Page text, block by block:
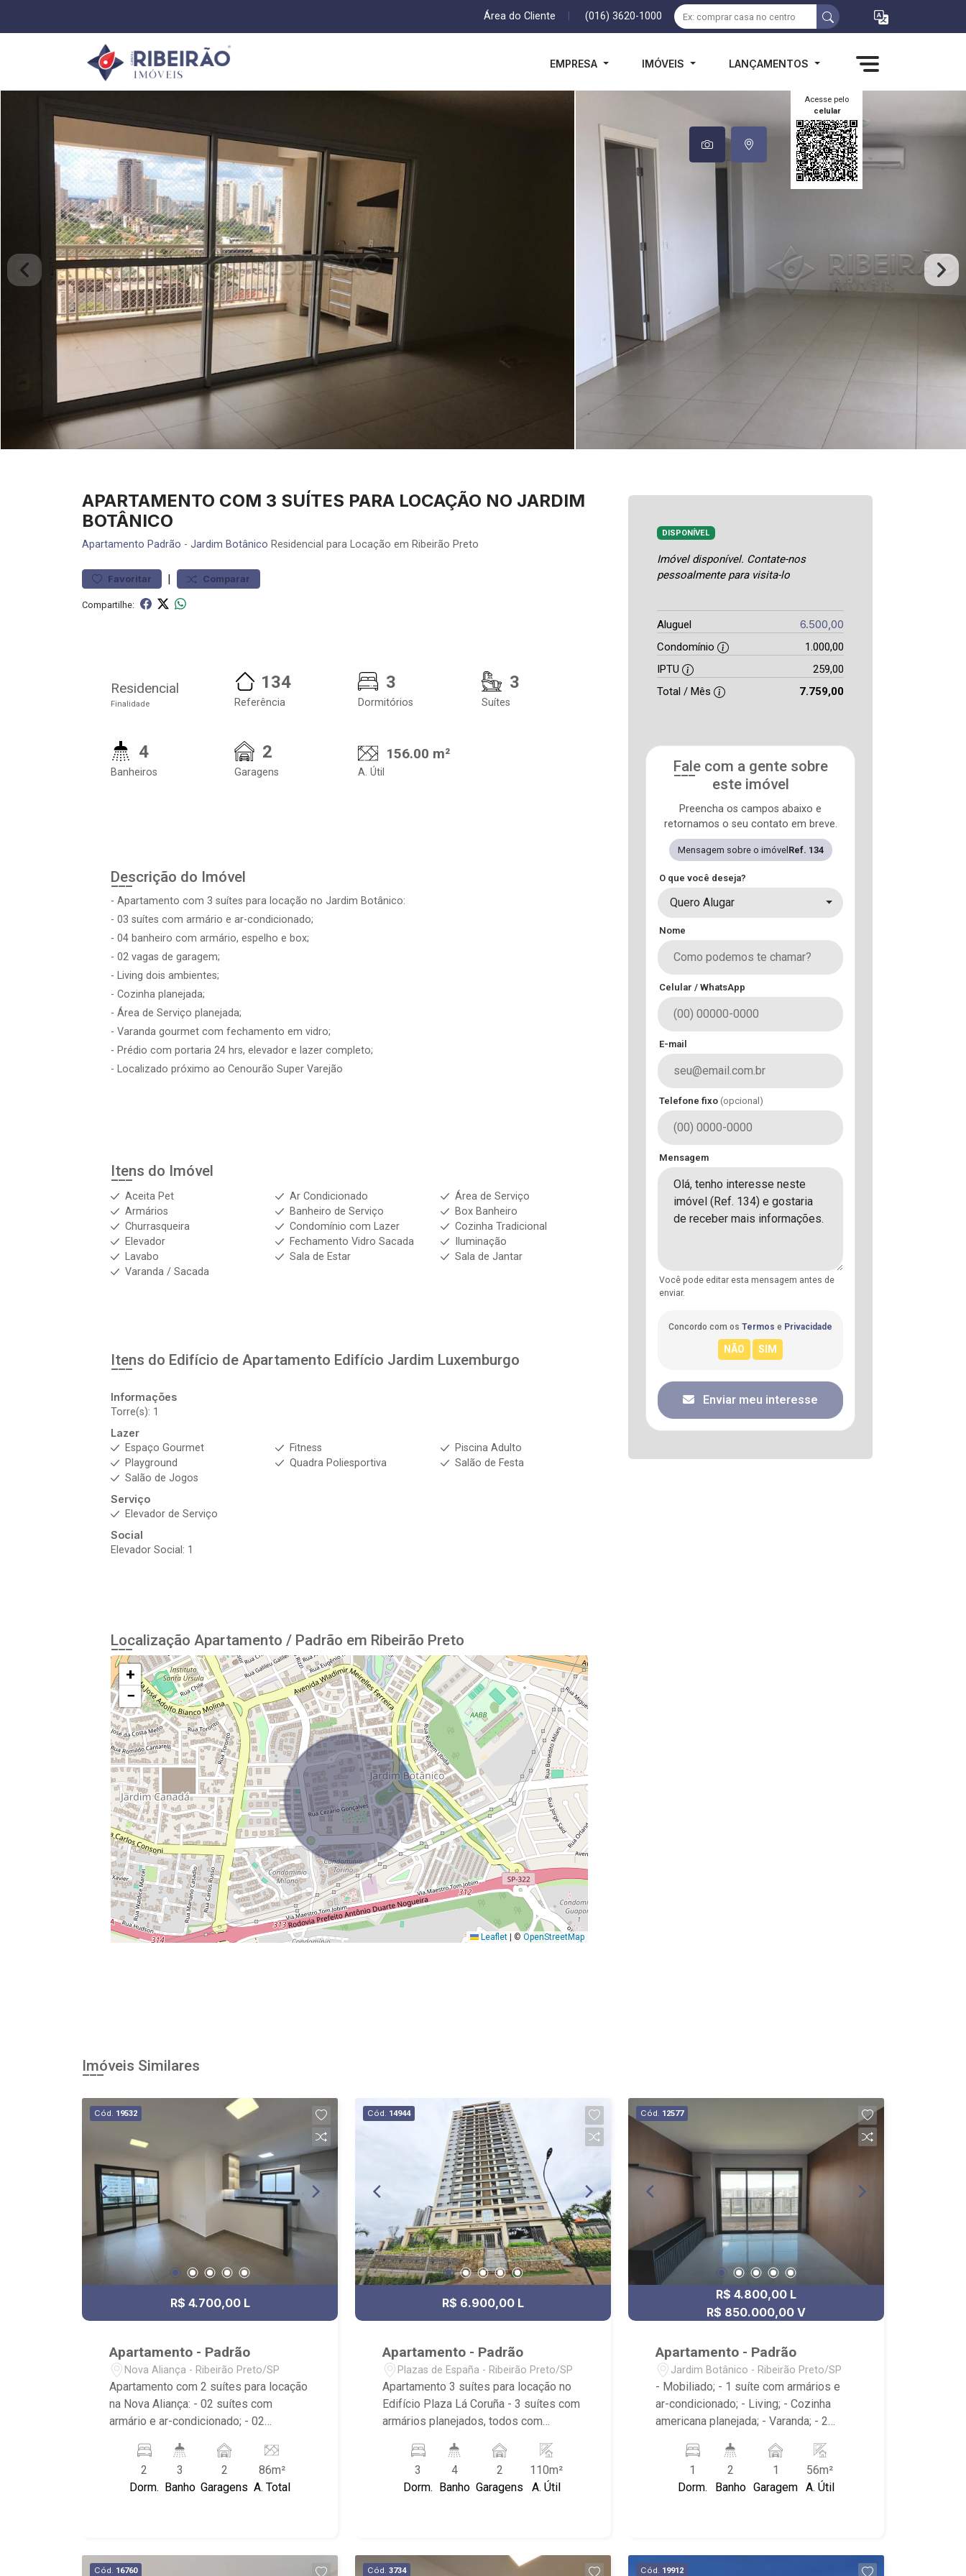
Área do Cliente (016) 3620-1000
EMPRESA IMÓVEIS LANÇAMENTOS
Acesse pelo
celular
APARTAMENTO COM 3 SUÍTES PARA LOCAÇÃO NO JARDIM
BOTÂNICO
Apartamento Padrão - Jardim Botânico Residencial para Locação em Ribeirão Preto
Favoritar | Comparar
Compartilhe:
Residencial
Finalidade
134
Referência
3
Dormitórios
3
Suítes
4
Banheiros
2
Garagens
156.00 m²
A. Útil
Descrição do Imóvel
- Apartamento com 3 suítes para locação no Jardim Botânico:
- 03 suítes com armário e ar-condicionado;
- 04 banheiro com armário, espelho e box;
- 02 vagas de garagem;
- Living dois ambientes;
- Cozinha planejada;
- Área de Serviço planejada;
- Varanda gourmet com fechamento em vidro;
- Prédio com portaria 24 hrs, elevador e lazer completo;
- Localizado próximo ao Cenourão Super Varejão
Itens do Imóvel
Aceita Pet Ar Condicionado
Área de Serviço
Armários
Banheiro de Serviço
Box Banheiro
Churrasqueira
Condomínio com Lazer
Cozinha Tradicional
Elevador
Fechamento Vidro Sacada
Iluminação
Lavabo
Sala de Estar
Sala de Jantar
Varanda / Sacada
Itens do Edifício de Apartamento Edifício Jardim Luxemburgo
Informações
Torre(s): 1
Lazer
Espaço Gourmet
Fitness
Piscina Adulto
Playground
Quadra Poliesportiva
Salão de Festa
Salão de Jogos
Serviço
Elevador de Serviço
Social
Elevador Social: 1
Localização Apartamento / Padrão em Ribeirão Preto
+
−
Leaflet © OpenStreetMap
DISPONÍVEL
Imóvel disponível. Contate-nos
pessoalmente para visita-lo
Aluguel 6.500,00
Condomínio
1.000,00
IPTU
259,00
Total / Mês
7.759,00
Fale com a gente sobre
este imóvel
Preencha os campos abaixo e
retornamos o seu contato em breve.
Mensagem sobre o imóvel Ref. 134
O que você deseja?
Quero Alugar
Nome
Celular / WhatsApp
E-mail
Telefone fixo (opcional)
Mensagem
Você pode editar esta mensagem antes de
enviar.
Concordo com os Termos e Privacidade
Enviar meu interesse
Imóveis Similares
Cód. 19532
R$ 4.700,00 L
Apartamento - Padrão
Nova Aliança - Ribeirão Preto/SP
Apartamento com 2 suítes para locação
na Nova Aliança: - 02 suítes com
armário e ar-condicionado; - 02
em vidro; - Lavabo; - 02 vagas cobertas
de garagem; - Sala dois ambientes; -
Varanda gourmet com churrasqueira e
Verace Pizza e Av. Braz Olaia Costa; -
2
Dorm.
3
Banho
2
Garagens
86m²
A. Total
Cód. 14944
R$ 6.900,00 L
Apartamento - Padrão
Plazas de España - Ribeirão Preto/SP
Apartamento 3 suítes para locação no
Edifício Plaza Lá Coruña - 3 suítes com
armários planejados, todos com
porcelanato - ?3 banheiros com
armários planejados, espelhos, box até
ao teto, completo em acessórios - ?
depurador, cooktop, forno embutido,
3
Dorm.
4
Banho
2
Garagens
110m²
A. Útil
Cód. 12577
R$ 4.800,00 L
R$ 850.000,00 V
Apartamento - Padrão
Jardim Botânico - Ribeirão Preto/SP
- Mobiliado; - 1 suíte com armários e
ar-condicionado; - Living; - Cozinha
americana planejada; - Varanda; - 2
- Lavabo; - Condomínio com piscina,
piscina infantil, sauna, quadra
poliesportiva, playground,
Centro Universitário Estácio de Ribeirão
1
Dorm.
2
Banho
1
Garagem
56m²
A. Útil
Cód. 16760 Cód. 3734 Cód. 19912